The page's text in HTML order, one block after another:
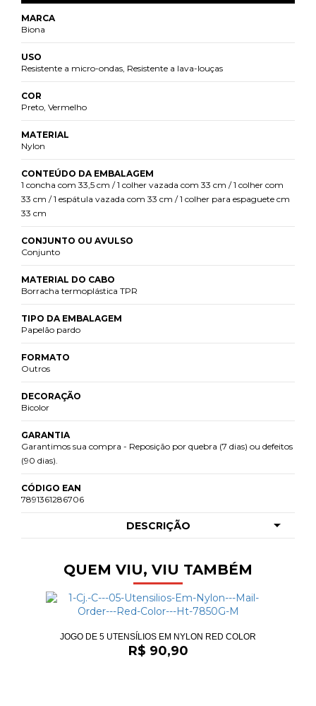
MARCA
Biona
USO
Resistente a micro-ondas, Resistente a lava-louças
COR
Preto, Vermelho
MATERIAL
Nylon
CONTEÚDO DA EMBALAGEM
1 concha com 33,5 cm / 1 colher vazada com 33 cm / 1 colher com
33 cm / 1 espátula vazada com 33 cm / 1 colher para espaguete cm
33 cm
CONJUNTO OU AVULSO
Conjunto
MATERIAL DO CABO
Borracha termoplástica TPR
TIPO DA EMBALAGEM
Papelão pardo
FORMATO
Outros
DECORAÇÃO
Bicolor
GARANTIA
Garantimos sua compra - Reposição por quebra (7 dias) ou defeitos
(90 dias).
CÓDIGO EAN
7891361286706
DESCRIÇÃO
QUEM VIU, VIU TAMBÉM
JOGO DE 5 UTENSÍLIOS EM NYLON RED COLOR
R$ 90,90